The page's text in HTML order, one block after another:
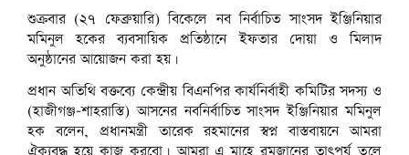
শুক্রবার (২৭ ফেব্রুয়ারি) বিকেলে নব নির্বাচিত সাংসদ ইঞ্জিনিয়ার
মমিনুল হকের ব্যবসায়িক প্রতিষ্ঠানে ইফতার দোয়া ও মিলাদ
অনুষ্ঠানের আয়োজন করা হয়।
প্রধান অতিথি বক্তব্যে কেন্দ্রীয় বিএনপির কার্যনির্বাহী কমিটির সদস্য ও
(হাজীগঞ্জ-শাহরাস্তি) আসনের নবনির্বাচিত সাংসদ ইঞ্জিনিয়ার মমিনুল
হক বলেন, প্রধানমন্ত্রী তারেক রহমানের স্বপ্ন বাস্তবায়নে আমরা